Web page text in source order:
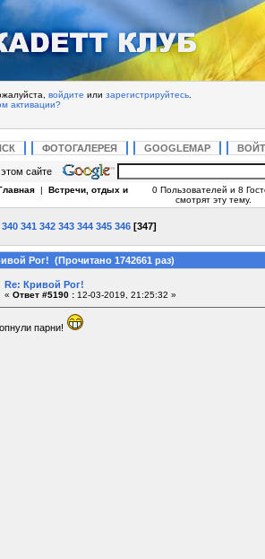
войдите или зарегистрируйтесь
активации?
ФОТОГАЛЕРЕЯ GOOGLEMAP
сайте
| Встречи, отдых и
0 Пользователей и 8
смотрят эту тему.
340 341 342 343 344 345 346 [347]
Рог! (Прочитано 1742661 раз)
Re: Кривой Рог!
« Ответ #5190 : 12-03-2019, 21:25:32 »
парни!